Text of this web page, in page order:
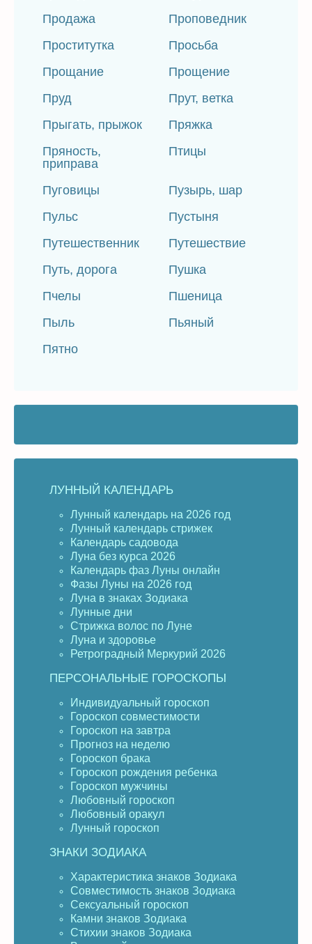
Продажа
Проповедник
Проститутка
Просьба
Прощание
Прощение
Пруд
Прут, ветка
Прыгать, прыжок
Пряжка
Пряность,
приправа
Птицы
Пуговицы
Пузырь, шар
Пульс
Пустыня
Путешественник
Путешествие
Путь, дорога
Пушка
Пчелы
Пшеница
Пыль
Пьяный
Пятно
ЛУННЫЙ КАЛЕНДАРЬ
Лунный календарь на 2026 год
Лунный календарь стрижек
Календарь садовода
Луна без курса 2026
Календарь фаз Луны онлайн
Фазы Луны на 2026 год
Луна в знаках Зодиака
Лунные дни
Стрижка волос по Луне
Луна и здоровье
Ретроградный Меркурий 2026
ПЕРСОНАЛЬНЫЕ ГОРОСКОПЫ
Индивидуальный гороскоп
Гороскоп совместимости
Гороскоп на завтра
Прогноз на неделю
Гороскоп брака
Гороскоп рождения ребенка
Гороскоп мужчины
Любовный гороскоп
Любовный оракул
Лунный гороскоп
ЗНАКИ ЗОДИАКА
Характеристика знаков Зодиака
Совместимость знаков Зодиака
Сексуальный гороскоп
Камни знаков Зодиака
Стихии знаков Зодиака